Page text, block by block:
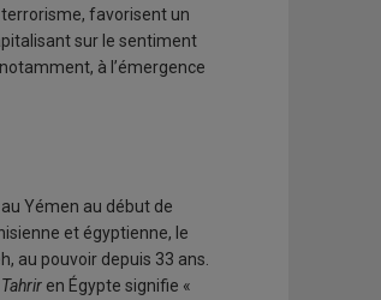
favorisent un
sur le sentiment
à l’émergence
Yémen au début de
et égyptienne, le
au pouvoir depuis 33 ans.
Tahrir en Égypte signifie «